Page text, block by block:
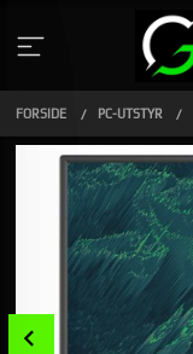
innholdet
FORSIDE PC-UTSTYR
Prev